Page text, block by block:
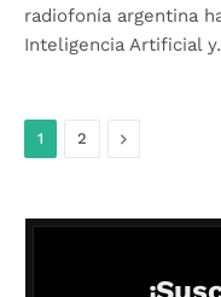
radiofonía argentina
Inteligencia Artificial
1 2 Siguiente